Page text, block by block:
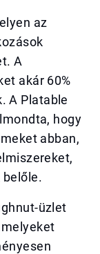
az
A
akár 60%
A Platable
hogy
abban,
üzlet